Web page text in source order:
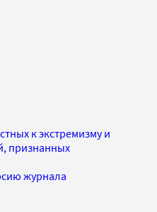
к экстремизму и
признанных
журнала